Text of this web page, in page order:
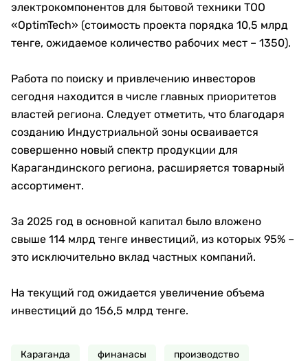
электрокомпонентов для бытовой техники ТОО
«OptimTech» (стоимость проекта порядка 10,5 млрд
тенге, ожидаемое количество рабочих мест – 1350).
Работа по поиску и привлечению инвесторов
сегодня находится в числе главных приоритетов
властей региона. Следует отметить, что благодаря
созданию Индустриальной зоны осваивается
совершенно новый спектр продукции для
Карагандинского региона, расширяется товарный
ассортимент.
За 2025 год в основной капитал было вложено
свыше 114 млрд тенге инвестиций, из которых 95% –
это исключительно вклад частных компаний.
На текущий год ожидается увеличение объема
инвестиций до 156,5 млрд тенге.
Караганда финанасы производство